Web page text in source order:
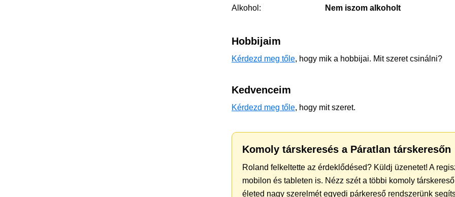
Alkohol:
Nem iszom alkoholt
Hobbijaim
Kérdezd meg tőle, hogy mik a hobbijai. Mit szeret csinálni?
Kedvenceim
Kérdezd meg tőle, hogy mit szeret.
Komoly társkeresés a Páratlan társkeresőn
Roland felkeltette az érdeklődésed? Küldj üzenetet! A
mobilon és tableten is. Nézz szét a többi komoly
életed nagy szerelmét egyedi párkereső rendszerünk